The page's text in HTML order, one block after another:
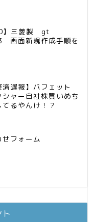
】三菱製 gt
画面新規作成手順を
済遅報】バフェット
ャー自社株買いめち
るやんけ！？
フォーム